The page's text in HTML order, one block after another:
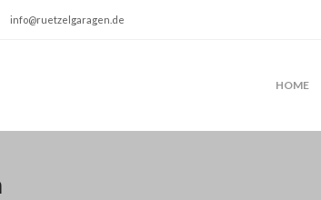
info@ruetzelgaragen.de
HOME